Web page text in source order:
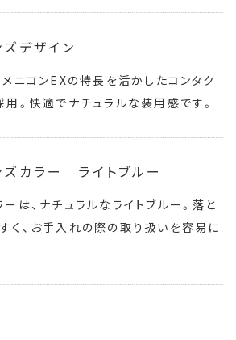
ズデザイン
メニコンEXの特長を活かしたコンタク
用。快適でナチュラルな装用感です。
ズカラー ライトブルー
は、ナチュラルなライトブルー。落と
く、お手入れの際の取り扱いを容易に